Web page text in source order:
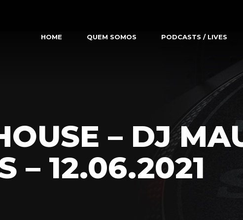
HOME QUEM SOMOS PODCASTS / LIVES
– DJ
– 12.06.2021